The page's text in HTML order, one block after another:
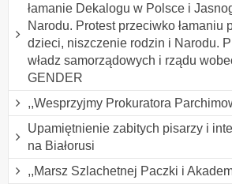
łamanie Dekalogu w Polsce i
Narodu. Protest przeciwko łamaniu
dzieci, niszczenie rodzin i Narodu.
władz samorządowych i rządu
GENDER
,,Wesprzyjmy Prokuratora
Upamiętnienie zabitych pisarzy i
na Białorusi
,,Marsz Szlachetnej Paczki i